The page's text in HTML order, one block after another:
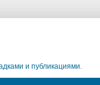
и публикациями.